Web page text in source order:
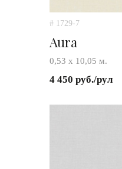
# 1729-7
Aura
0,53 х 10,05 м.
4 450 руб./рул